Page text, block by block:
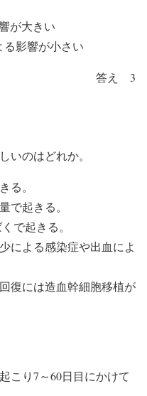
が大きい
影響が小さい
答え 3
いのはどれか。
る。
で起きる。
で起きる。
による感染症や出血によ
復には造血幹細胞移植が
こり7～60日目にかけて